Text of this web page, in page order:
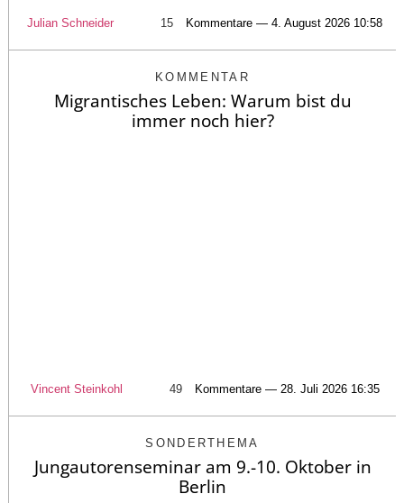
Julian Schneider 15 Kommentare — 4. August 2026 10:58
KOMMENTAR
Migrantisches Leben: Warum bist du
immer noch hier?
Vincent Steinkohl 49 Kommentare — 28. Juli 2026 16:35
SONDERTHEMA
Jungautorenseminar am 9.-10. Oktober in
Berlin